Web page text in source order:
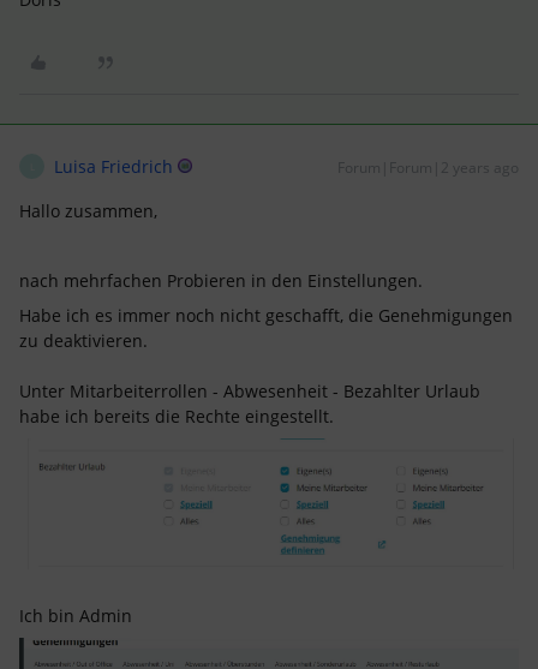
Luisa Friedrich Forum|Forum|2 years ago
Hallo zusammen,
nach mehrfachen Probieren in den Einstellungen.
Habe ich es immer noch nicht geschafft, die Genehmigungen
zu deaktivieren.
Unter Mitarbeiterrollen - Abwesenheit - Bezahlter Urlaub
habe ich bereits die Rechte eingestellt.
Ich bin Admin